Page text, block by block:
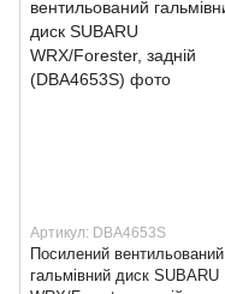
Артикул: DBA4653S
Посилений вентильований
гальмівний диск SUBARU